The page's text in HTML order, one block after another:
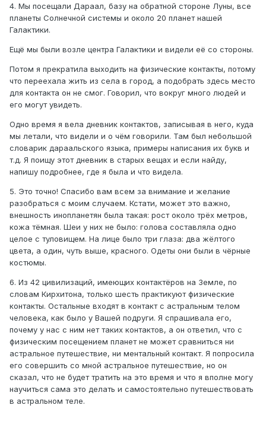
4. Мы посещали Дараал, базу на обратной стороне Луны, все
планеты Солнечной системы и около 20 планет нашей
Галактики.
Ещё мы были возле центра Галактики и видели её со стороны.
Потом я прекратила выходить на физические контакты, потому
что переехала жить из села в город, а подобрать здесь место
для контакта он не смог. Говорил, что вокруг много людей и
его могут увидеть.
Одно время я вела дневник контактов, записывая в него, куда
мы летали, что видели и о чём говорили. Там был небольшой
словарик дараальского языка, примеры написания их букв и
т.д. Я поищу этот дневник в старых вещах и если найду,
напишу подробнее, где я была и что видела.
5. Это точно! Спасибо вам всем за внимание и желание
разобраться с моим случаем. Кстати, может это важно,
внешность инопланетян была такая: рост около трёх метров,
кожа тёмная. Шеи у них не было: голова составляла одно
целое с туловищем. На лице было три глаза: два жёлтого
цвета, а один, чуть выше, красного. Одеты они были в чёрные
костюмы.
6. Из 42 цивилизаций, имеющих контактёров на Земле, по
словам Кирхитона, только шесть практикуют физические
контакты. Остальные входят в контакт с астральным телом
человека, как было у Вашей подруги. Я спрашивала его,
почему у нас с ним нет таких контактов, а он ответил, что с
физическим посещением планет не может сравниться ни
астральное путешествие, ни ментальный контакт. Я попросила
его совершить со мной астральное путешествие, но он
сказал, что не будет тратить на это время и что я вполне могу
научиться сама это делать и самостоятельно путешествовать
в астральном теле.